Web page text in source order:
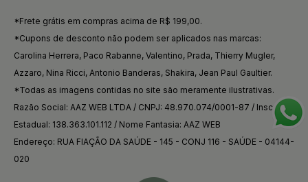
*Frete grátis em compras acima de R$ 199,00.
*Cupons de desconto não podem ser aplicados nas marcas:
Carolina Herrera, Paco Rabanne, Valentino, Prada, Thierry Mugler,
Azzaro, Nina Ricci, Antonio Banderas, Shakira, Jean Paul Gaultier.
*Todas as imagens contidas no site são meramente ilustrativas.
Razão Social: AAZ WEB LTDA / CNPJ: 48.970.074/0001-87 / Inscrição
Estadual: 138.363.101.112 / Nome Fantasia: AAZ WEB
Endereço: RUA FIAÇÃO DA SAÚDE - 145 - CONJ 116 - SAÚDE - 04144-
020